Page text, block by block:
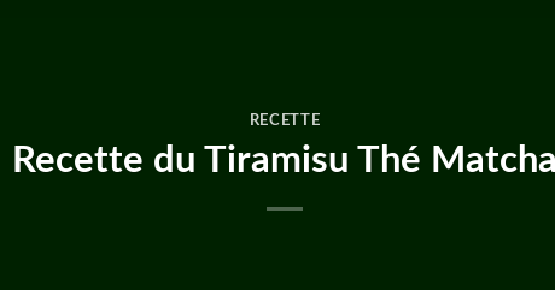
RECETTE
Recette du Tiramisu Thé